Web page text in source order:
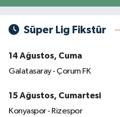
Süper Lig Fikstür
14 Ağustos, Cuma
Galatasaray - Çorum FK
15 Ağustos, Cumartesi
Konyaspor - Rizespor